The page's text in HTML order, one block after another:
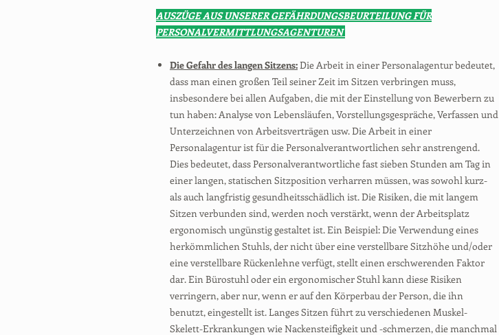
AUSZÜGE AUS UNSERER GEFÄHRDUNGSBEURTEILUNG FÜR
PERSONALVERMITTLUNGSAGENTUREN
Die Gefahr des langen Sitzens:Die Arbeit in einer Personalagentur bedeutet,
dass man einen großen Teil seiner Zeit im Sitzen verbringen muss,
insbesondere bei allen Aufgaben, die mit der Einstellung von Bewerbern zu
tun haben: Analyse von Lebensläufen, Vorstellungsgespräche, Verfassen und
Unterzeichnen von Arbeitsverträgen usw. Die Arbeit in einer
Personalagentur ist für die Personalverantwortlichen sehr anstrengend.
Dies bedeutet, dass Personalverantwortliche fast sieben Stunden am Tag in
einer langen, statischen Sitzposition verharren müssen, was sowohl kurz-
als auch langfristig gesundheitsschädlich ist. Die Risiken, die mit langem
Sitzen verbunden sind, werden noch verstärkt, wenn der Arbeitsplatz
ergonomisch ungünstig gestaltet ist. Ein Beispiel: Die Verwendung eines
herkömmlichen Stuhls, der nicht über eine verstellbare Sitzhöhe und/oder
eine verstellbare Rückenlehne verfügt, stellt einen erschwerenden Faktor
dar. Ein Bürostuhl oder ein ergonomischer Stuhl kann diese Risiken
verringern, aber nur, wenn er auf den Körperbau der Person, die ihn
benutzt, eingestellt ist. Langes Sitzen führt zu verschiedenen Muskel-
Skelett-Erkrankungen wie Nackensteifigkeit und -schmerzen, die manchmal